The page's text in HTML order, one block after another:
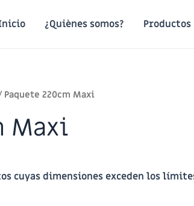
¿Quiènes somos? Productos
220cm Maxi
Maxi
cuyas dimensiones exceden los